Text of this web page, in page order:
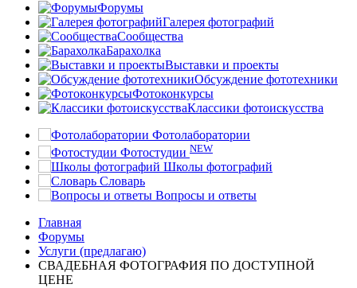
Форумы
Галерея фотографий
Сообщества
Барахолка
Выставки и проекты
Обсуждение фототехники
Фотоконкурсы
Классики фотоискусства
Фотолаборатории
Фотостудии NEW
Школы фотографий
Словарь
Вопросы и ответы
Главная
Форумы
Услуги (предлагаю)
СВАДЕБНАЯ ФОТОГРАФИЯ ПО ДОСТУПНОЙ
ЦЕНЕ